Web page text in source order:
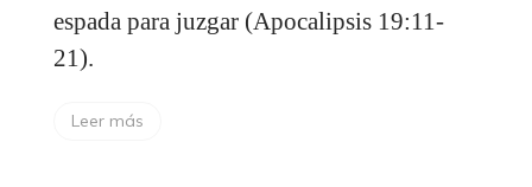
espada para juzgar (Apocalipsis 19:11-
21).
Leer más